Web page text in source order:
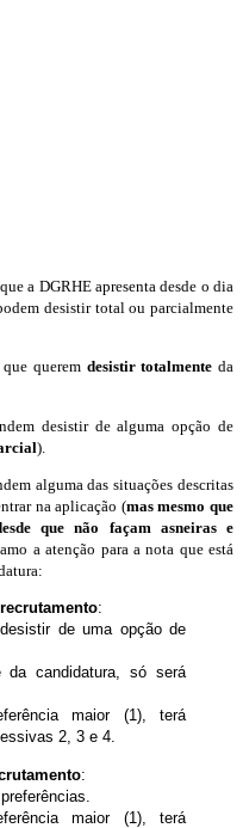
a DGRHE apresenta desde o dia
desistir total ou parcialmente
que querem desistir totalmente da
desistir de alguma opção de
).
alguma das situações descritas
na aplicação (mas mesmo que
que não façam asneiras e
a atenção para a nota que está
:
de uma opção de
da candidatura, só será
maior (1), terá
2, 3 e 4.
:
maior (1), terá